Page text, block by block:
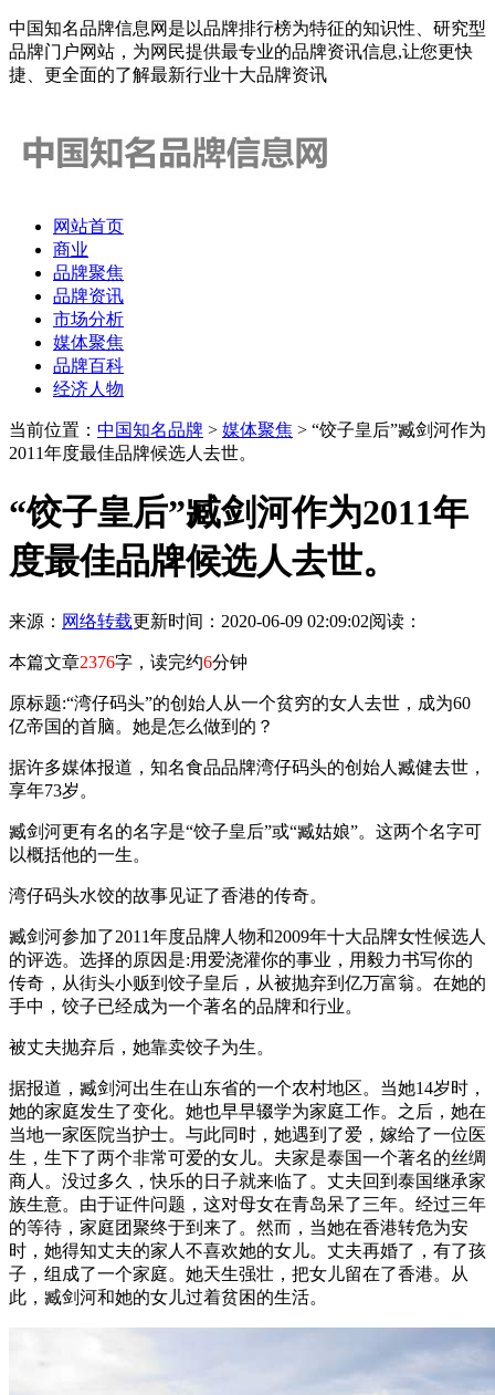
中国知名品牌信息网是以品牌排行榜为特征的知识性、研究型
品牌门户网站，为网民提供最专业的品牌资讯信息,让您更快
捷、更全面的了解最新行业十大品牌资讯
网站首页
商业
品牌聚焦
品牌资讯
市场分析
媒体聚焦
品牌百科
经济人物
当前位置： 中国知名品牌 > 媒体聚焦 > “饺子皇后”臧剑河作为
2011年度最佳品牌候选人去世。
“饺子皇后”臧剑河作为2011年
度最佳品牌候选人去世。
来源： 网络转载更新时间：2020-06-09 02:09:02阅读：
本篇文章2376字，读完约6分钟
原标题:“湾仔码头”的创始人从一个贫穷的女人去世，成为60
亿帝国的首脑。她是怎么做到的？
据许多媒体报道，知名食品品牌湾仔码头的创始人臧健去世，
享年73岁。
臧剑河更有名的名字是“饺子皇后”或“臧姑娘”。这两个名字可
以概括他的一生。
湾仔码头水饺的故事见证了香港的传奇。
臧剑河参加了2011年度品牌人物和2009年十大品牌女性候选人
的评选。选择的原因是:用爱浇灌你的事业，用毅力书写你的
传奇，从街头小贩到饺子皇后，从被抛弃到亿万富翁。在她的
手中，饺子已经成为一个著名的品牌和行业。
被丈夫抛弃后，她靠卖饺子为生。
据报道，臧剑河出生在山东省的一个农村地区。当她14岁时，
她的家庭发生了变化。她也早早辍学为家庭工作。之后，她在
当地一家医院当护士。与此同时，她遇到了爱，嫁给了一位医
生，生下了两个非常可爱的女儿。夫家是泰国一个著名的丝绸
商人。没过多久，快乐的日子就来临了。丈夫回到泰国继承家
族生意。由于证件问题，这对母女在青岛呆了三年。经过三年
的等待，家庭团聚终于到来了。然而，当她在香港转危为安
时，她得知丈夫的家人不喜欢她的女儿。丈夫再婚了，有了孩
子，组成了一个家庭。她天生强壮，把女儿留在了香港。从
此，臧剑河和她的女儿过着贫困的生活。